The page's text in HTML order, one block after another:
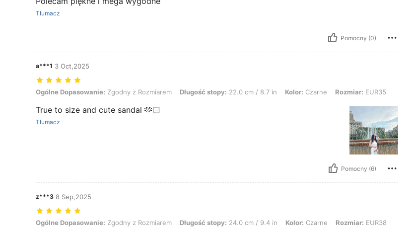
Tłumacz
Pomocny (0)
a***1 3 Oct,2025
Ogólne Dopasowanie: Zgodny z Rozmiarem, Długość stopy: 22.0 cm / 8.7 in, Kolor: Czarne, Rozmiar: EUR35
Ogólne Dopasowanie: Zgodny z Rozmiarem Długość stopy: 22.0 cm / 8.7 in Kolor: Czarne Rozmiar: EUR35
True to size and cute sandal 🫶🏻
Tłumacz
Pomocny (6)
z***3 8 Sep,2025
Ogólne Dopasowanie: Zgodny z Rozmiarem, Długość stopy: 24.0 cm / 9.4 in, Kolor: Czarne, Rozmiar: EUR38
Ogólne Dopasowanie: Zgodny z Rozmiarem Długość stopy: 24.0 cm / 9.4 in Kolor: Czarne Rozmiar: EUR38